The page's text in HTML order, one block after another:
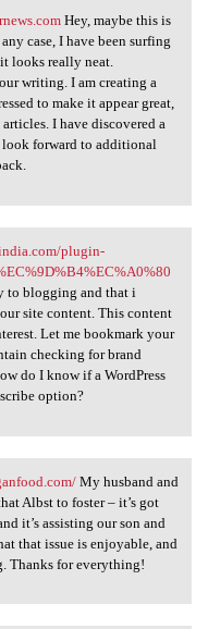
Hey, maybe this is
case, I have been surfing
looks really neat.
writing. I am creating a
to make it appear great,
I have discovered a
forward to additional
plugin-
to blogging and that i
site content. This content
Let me bookmark your
checking for brand
do I know if a WordPress
option?
My husband and
Albst to foster – it’s got
it’s assisting our son and
that issue is enjoyable, and
Thanks for everything!